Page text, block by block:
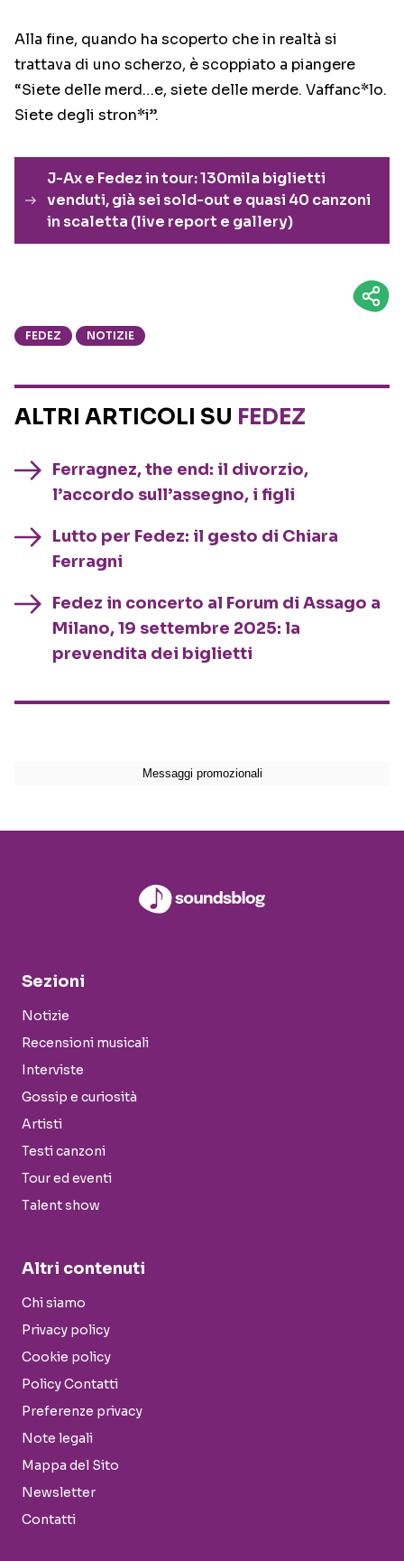
Alla fine, quando ha scoperto che in realtà si
trattava di uno scherzo, è scoppiato a piangere
“Siete delle merd…e, siete delle merde. Vaffanc*lo.
Siete degli stron*i”.
J-Ax e Fedez in tour: 130mila biglietti
venduti, già sei sold-out e quasi 40 canzoni
in scaletta (live report e gallery)
FEDEZ NOTIZIE
ALTRI ARTICOLI SU FEDEZ
Ferragnez, the end: il divorzio,
l’accordo sull’assegno, i figli
Lutto per Fedez: il gesto di Chiara
Ferragni
Fedez in concerto al Forum di Assago a
Milano, 19 settembre 2025: la
prevendita dei biglietti
Sezioni
Notizie
Recensioni musicali
Interviste
Gossip e curiosità
Artisti
Testi canzoni
Tour ed eventi
Talent show
Altri contenuti
Chi siamo
Privacy policy
Cookie policy
Policy Contatti
Preferenze privacy
Note legali
Mappa del Sito
Newsletter
Contatti